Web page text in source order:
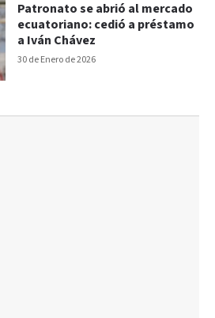
30 de Enero de 2026
Patronato se abrió al mercado
ecuatoriano: cedió a préstamo
a Iván Chávez